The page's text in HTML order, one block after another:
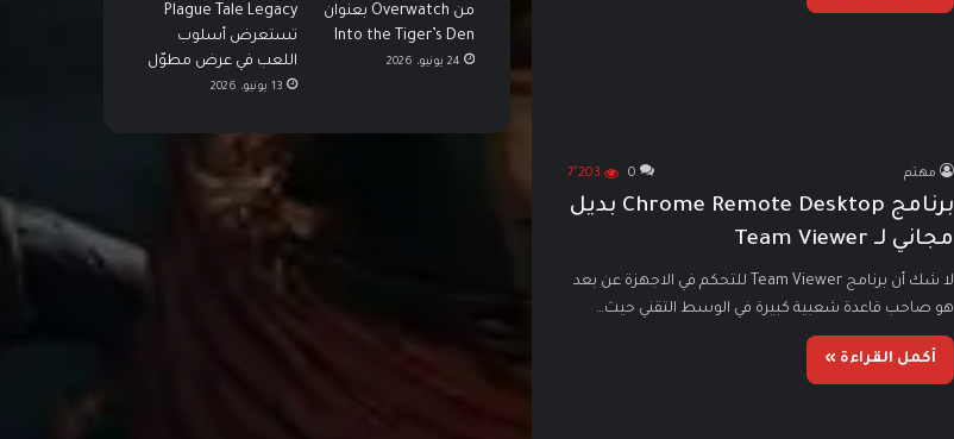
مهتم 0 7٬203
برنامج Chrome Remote Desktop بديل
مجاني لـ Team Viewer
لا شك أن برنامج Team Viewer للتحكم في الاجهزة عن بعد
هو صاحب قاعدة شعبية كبيرة في الوسط التقني حيث…
أكمل القراءة »
من Overwatch بعنوان
Into the Tiger’s Den
24 يونيو، 2026
Plague Tale Legacy
تستعرض أسلوب
اللعب في عرض مطوّل
13 يونيو، 2026